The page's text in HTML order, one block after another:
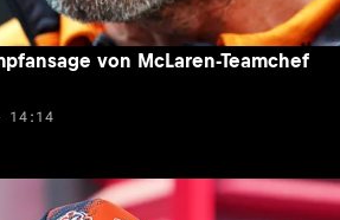
von McLaren-Teamchef
14:14